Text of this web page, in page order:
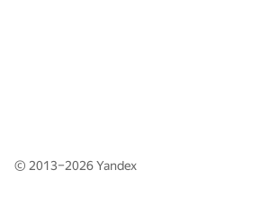
© 2013–2026Yandex